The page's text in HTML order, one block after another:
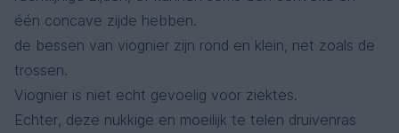
één concave zijde hebben.
de bessen van viognier zijn rond en klein, net zoals de
trossen.
Viognier is niet echt gevoelig voor ziektes.
Echter, deze nukkige en moeilijk te telen druivenras